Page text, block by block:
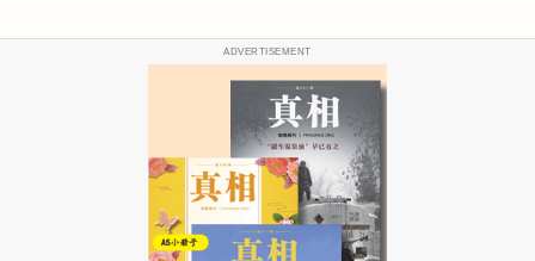
ADVERTISEMENT